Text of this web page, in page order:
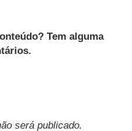
Tem alguma
será publicado.